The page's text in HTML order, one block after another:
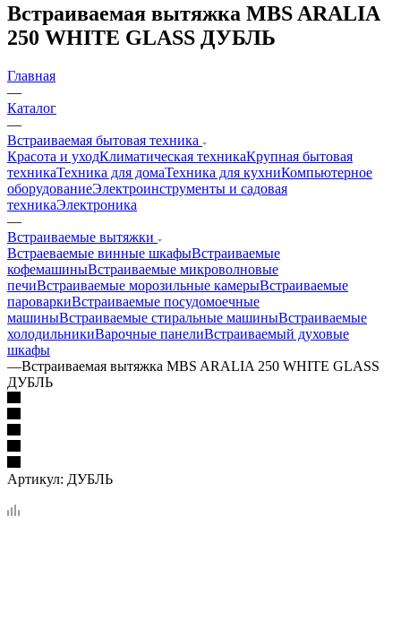
Встраиваемая вытяжка MBS ARALIA
250 WHITE GLASS ДУБЛЬ
Главная
—
Каталог
—
Встраиваемая бытовая техника
Красота и уходКлиматическая техникаКрупная бытовая
техникаТехника для домаТехника для кухниКомпьютерное
оборудованиеЭлектроинструменты и садовая
техникаЭлектроника
—
Встраиваемые вытяжки
Встраеваемые винные шкафыВстраиваемые
кофемашиныВстраиваемые микроволновые
печиВстраиваемые морозильные камерыВстраиваемые
пароваркиВстраиваемые посудомоечные
машиныВстраиваемые стиральные машиныВстраиваемые
холодильникиВарочные панелиВстраиваемый духовые
шкафы
—Встраиваемая вытяжка MBS ARALIA 250 WHITE GLASS
ДУБЛЬ
Артикул: ДУБЛЬ